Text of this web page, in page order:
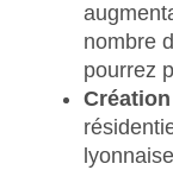
nombre
pourrez